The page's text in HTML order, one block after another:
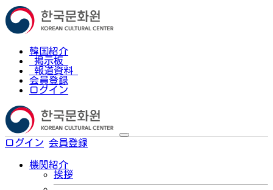
韓国紹介
掲示板
報道資料
会員登録
ログイン
ログイン 会員登録
機関紹介
挨拶